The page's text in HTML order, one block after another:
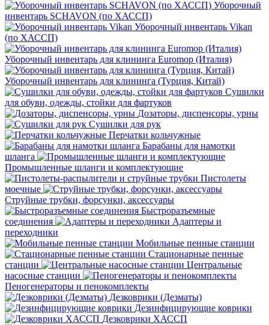
Уборочный
инвентарь SCHAVON (по ХАССП)
Уборочный инвентарь Vikan
(по ХАССП)
Уборочный инвентарь для клининга Euromop (Италия)
Уборочный инвентарь для клининга (Турция, Китай)
Сушилки
для обуви, одежды, стойки для фартуков
Дозаторы, диспенсоры, урны
Сушилки для рук
Перчатки кольчужные
Барабаны для намотки
шланга
Промышленные шланги и комплектующие
Пистолеты
моечные
Струйные трубки, форсунки, аксессуары
Быстроразъемные
соединения
Адаптеры и
переходники
Мобильные пенные станции
Стационарные пенные
станции
Центральные
насосные станции
Пеногенераторы и пенокомплекты
Дезковрики (Дезматы)
Дезинфицирующие коврики
Дезковрики ХАССП